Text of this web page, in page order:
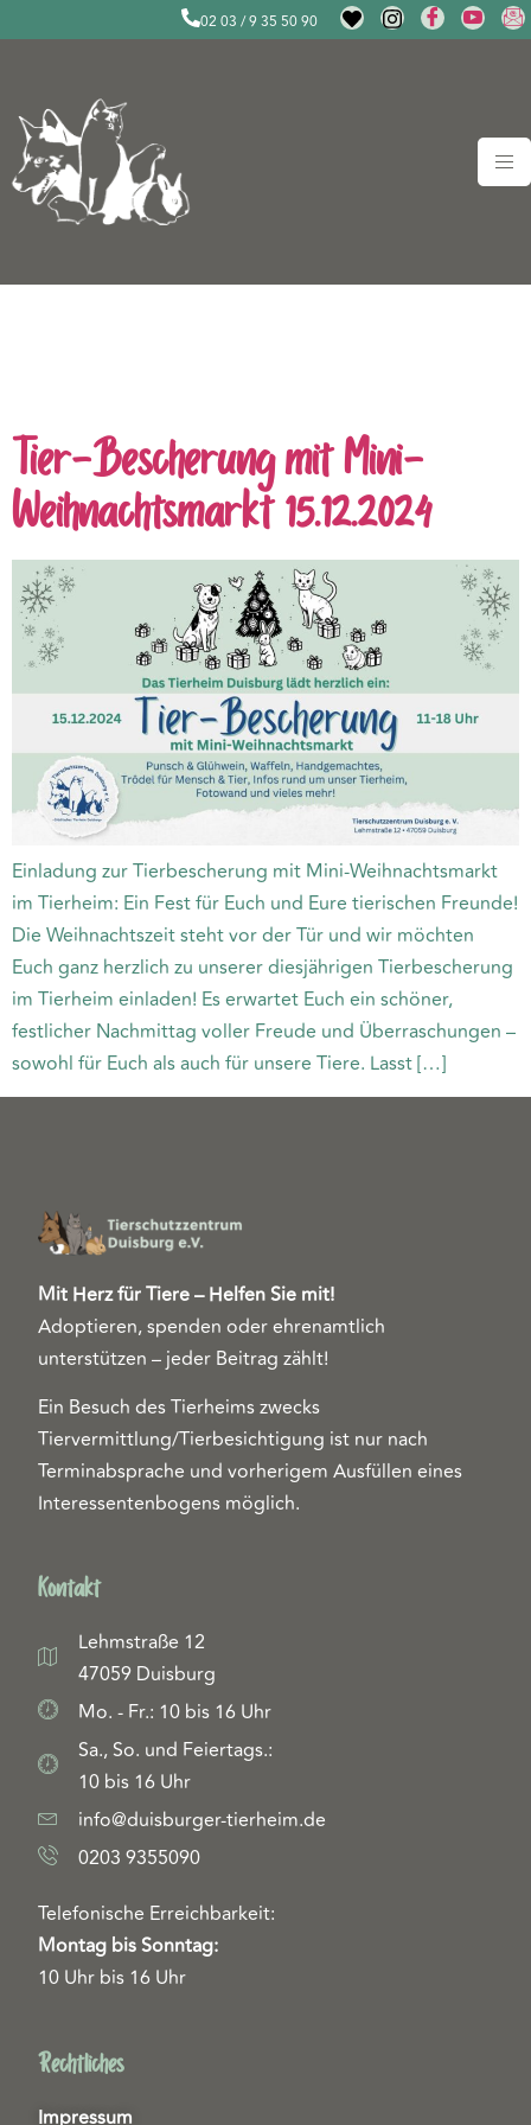
02 03 / 9 35 50 90
Tier-Bescherung mit Mini-
Weihnachtsmarkt 15.12.2024
Einladung zur Tierbescherung mit Mini-Weihnachtsmarkt
im Tierheim: Ein Fest für Euch und Eure tierischen Freunde!
Die Weihnachtszeit steht vor der Tür und wir möchten
Euch ganz herzlich zu unserer diesjährigen Tierbescherung
im Tierheim einladen! Es erwartet Euch ein schöner,
festlicher Nachmittag voller Freude und Überraschungen –
sowohl für Euch als auch für unsere Tiere. Lasst […]
Mit Herz für Tiere – Helfen Sie mit!
Adoptieren, spenden oder ehrenamtlich
unterstützen – jeder Beitrag zählt!
Ein Besuch des Tierheims zwecks
Tiervermittlung/Tierbesichtigung ist nur nach
Terminabsprache und vorherigem Ausfüllen eines
Interessentenbogens möglich.
Kontakt
Lehmstraße 12
47059 Duisburg
Mo. - Fr.: 10 bis 16 Uhr
Sa., So. und Feiertags.:
10 bis 16 Uhr
info@duisburger-tierheim.de
0203 9355090
Telefonische Erreichbarkeit:
Montag bis Sonntag:
10 Uhr bis 16 Uhr
Rechtliches
Impressum